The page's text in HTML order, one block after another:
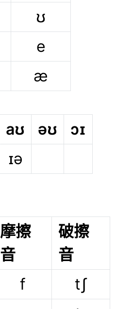
ʊ
e
æ
aʊ əʊ
ɔɪ
ɪə
摩擦
音
破擦
音
f
tʃ